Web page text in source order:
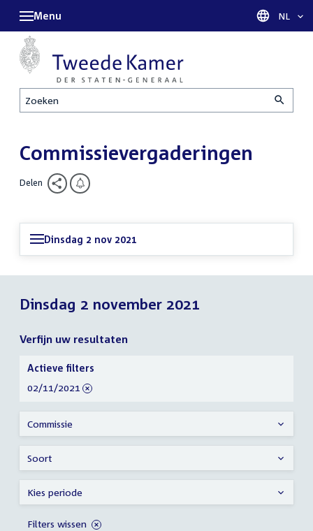
Zoeken
Menu Taal
NL
Commissievergaderingen
Delen
Dinsdag 2 nov 2021
Dinsdag 2 november 2021
Verfijn uw resultaten
Verfijn
uw
resultaten
Actieve filters
verwijder
02/11/2021
Commissie
Soort
Kies periode
Filters wissen